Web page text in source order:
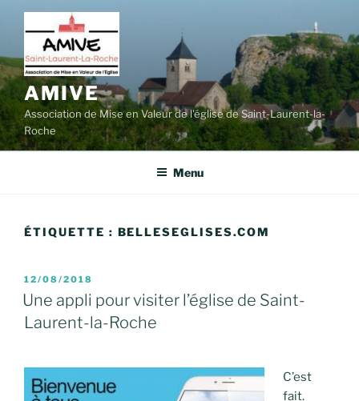
Aller
contenu
principal
AMIVE
Association de Mise en Valeur de l'église de Saint-Laurent-la-
Roche
Menu
ÉTIQUETTE : BELLESEGLISES.COM
PUBLIÉ
LE
12/08/2018
Une appli pour visiter l’église de Saint-
Laurent-la-Roche
C’est
fait.